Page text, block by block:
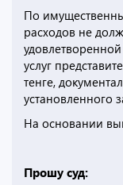
По
расходов не
услуг
тенге,
установленного
На основании
Прошу суд: